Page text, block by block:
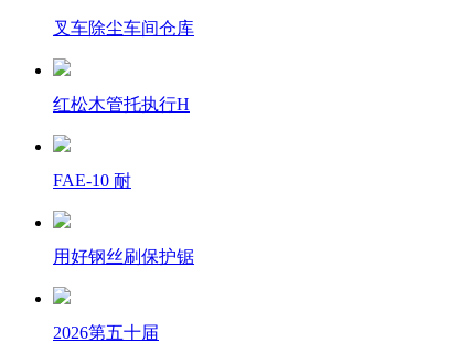
叉车除尘车间仓库
红松木管托执行H
FAE-10 耐
用好钢丝刷保护锯
2026第五十届